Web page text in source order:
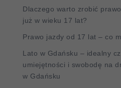
Dlaczego warto zrobić
już w wieku 17 lat?
Prawo jazdy od 17 lat – co
Lato w Gdańsku – idealny
umiejętności i swobodę na
w Gdańsku